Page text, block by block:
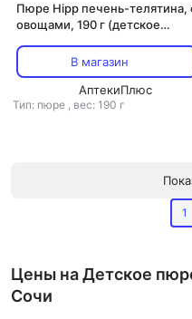
Пюре Hipp печень-телятина,
овощами, 190 г (детское
В магазин
АптекиПлюс
Тип: пюре , вес: 190 г
1
Цены на Детское
Сочи